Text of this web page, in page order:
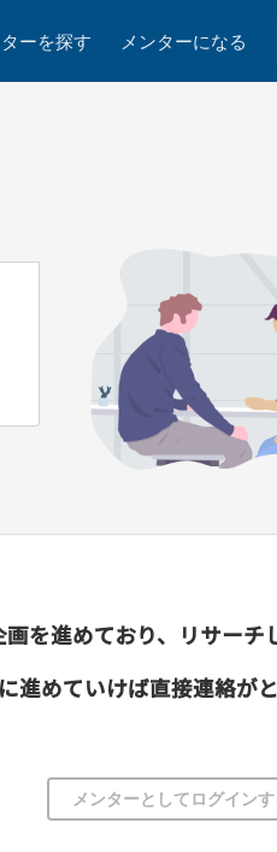
ターを探す メンターになる
進めており、リサーチ
進めていけば直接連絡が
メンターとしてログイン